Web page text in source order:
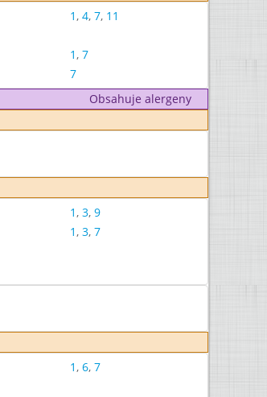
1, 4, 7, 11
1, 7
7
Obsahuje alergeny
1, 3, 9
1, 3, 7
1, 6, 7